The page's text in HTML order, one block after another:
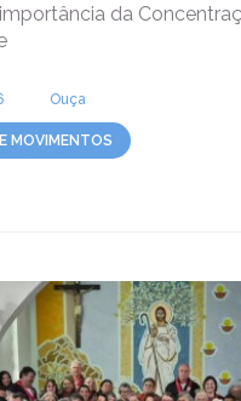
da
Ouça
MOVIMENTOS